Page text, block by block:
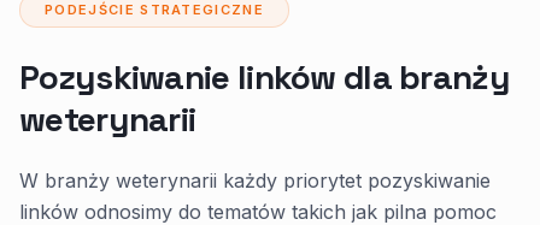
PODEJŚCIE STRATEGICZNE
Pozyskiwanie linków dla branży
weterynarii
W branży weterynarii każdy priorytet pozyskiwanie
linków odnosimy do tematów takich jak pilna pomoc